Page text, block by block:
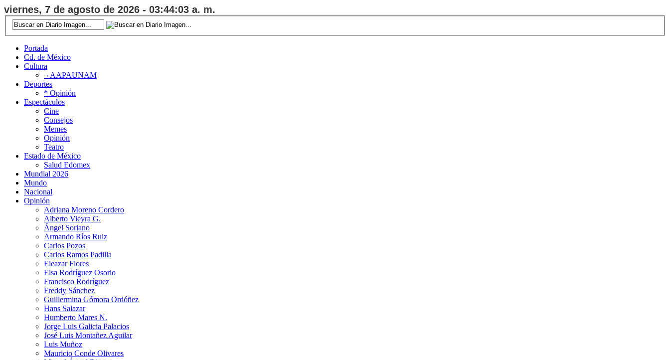
viernes, 7 de agosto de 2026 - 03:44:04 a. m.
Portada
Cd. de México
Cultura
¬ AAPAUNAM
Deportes
* Opinión
Espectáculos
Cine
Consejos
Memes
Opinión
Teatro
Estado de México
Salud Edomex
Mundial 2026
Mundo
Nacional
Opinión
Adriana Moreno Cordero
Alberto Vieyra G.
Ángel Soriano
Armando Ríos Ruiz
Carlos Pozos
Carlos Ramos Padilla
Eleazar Flores
Elsa Rodríguez Osorio
Francisco Rodríguez
Freddy Sánchez
Guillermina Gómora Ordóñez
Hans Salazar
Humberto Mares N.
Jorge Luis Galicia Palacios
José Luis Montañez Aguilar
Luis Muñoz
Mauricio Conde Olivares